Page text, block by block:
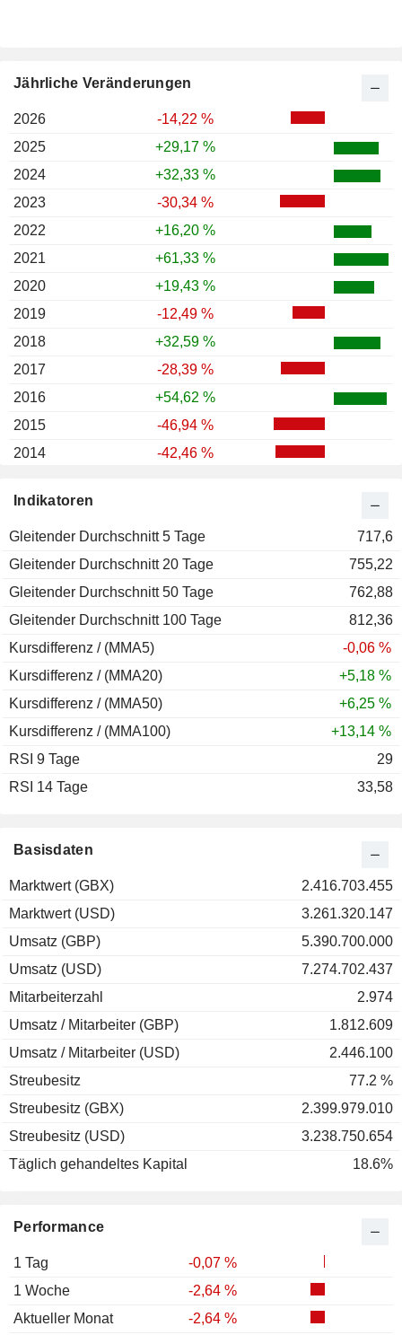
Performance
1 Tag
-0,07 %
1 Woche
-2,64 %
Aktueller Monat
-2,64 %
Basisdaten
Marktwert (GBX)
2.416.703.455
Marktwert (USD)
3.261.320.147
Umsatz (GBP)
5.390.700.000
Umsatz (USD)
7.274.702.437
Mitarbeiterzahl
2.974
Umsatz / Mitarbeiter (GBP)
1.812.609
Umsatz / Mitarbeiter (USD)
2.446.100
Streubesitz
77.2 %
Streubesitz (GBX)
2.399.979.010
Streubesitz (USD)
3.238.750.654
Täglich gehandeltes Kapital
18.6%
Indikatoren
Gleitender Durchschnitt 5 Tage
717,6
Gleitender Durchschnitt 20 Tage
755,22
Gleitender Durchschnitt 50 Tage
762,88
Gleitender Durchschnitt 100 Tage
812,36
Kursdifferenz / (MMA5)
-0,06 %
Kursdifferenz / (MMA20)
+5,18 %
Kursdifferenz / (MMA50)
+6,25 %
Kursdifferenz / (MMA100)
+13,14 %
RSI 9 Tage
29
RSI 14 Tage
33,58
Jährliche Veränderungen
2026
-14,22 %
2025
+29,17 %
2024
+32,33 %
2023
-30,34 %
2022
+16,20 %
2021
+61,33 %
2020
+19,43 %
2019
-12,49 %
2018
+32,59 %
2017
-28,39 %
2016
+54,62 %
2015
-46,94 %
2014
-42,46 %
2012
2011
+47,98 %
2010
-11,21 %
2009
-26,06 %
2008
-7,27 %
2007
2006
+49,39 %
2005
+1,02 %